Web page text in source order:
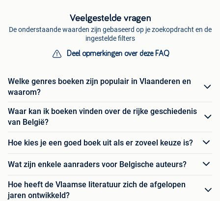
Veelgestelde vragen
De onderstaande waarden zijn gebaseerd op je zoekopdracht en de
ingestelde filters
Deel opmerkingen over deze FAQ
Welke genres boeken zijn populair in Vlaanderen en
waarom?
Waar kan ik boeken vinden over de rijke geschiedenis
van België?
Hoe kies je een goed boek uit als er zoveel keuze is?
Wat zijn enkele aanraders voor Belgische auteurs?
Hoe heeft de Vlaamse literatuur zich de afgelopen
jaren ontwikkeld?